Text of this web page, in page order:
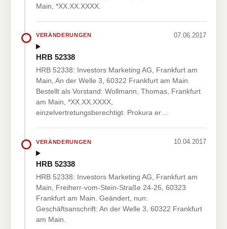
Main, *XX.XX.XXXX.
VERÄNDERUNGEN 07.06.2017
HRB 52338
HRB 52338: Investors Marketing AG, Frankfurt am
Main, An der Welle 3, 60322 Frankfurt am Main.
Bestellt als Vorstand: Wollmann, Thomas, Frankfurt
am Main, *XX.XX.XXXX,
einzelvertretungsberechtigt. Prokura er…
VERÄNDERUNGEN 10.04.2017
HRB 52338
HRB 52338: Investors Marketing AG, Frankfurt am
Main, Freiherr-vom-Stein-Straße 24-26, 60323
Frankfurt am Main. Geändert, nun:
Geschäftsanschrift: An der Welle 3, 60322 Frankfurt
am Main.